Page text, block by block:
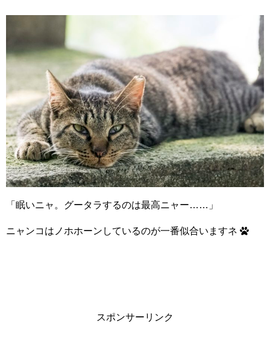
「眠いニャ。グータラするのは最高ニャー……」
ニャンコはノホホーンしているのが一番似合いますネ
スポンサーリンク